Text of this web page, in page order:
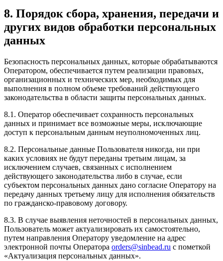
8. Порядок сбора, хранения, передачи и
других видов обработки персональных
данных
Безопасность персональных данных, которые обрабатываются
Оператором, обеспечивается путем реализации правовых,
организационных и технических мер, необходимых для
выполнения в полном объеме требований действующего
законодательства в области защиты персональных данных.
8.1. Оператор обеспечивает сохранность персональных
данных и принимает все возможные меры, исключающие
доступ к персональным данным неуполномоченных лиц.
8.2. Персональные данные Пользователя никогда, ни при
каких условиях не будут переданы третьим лицам, за
исключением случаев, связанных с исполнением
действующего законодательства либо в случае, если
субъектом персональных данных дано согласие Оператору на
передачу данных третьему лицу для исполнения обязательств
по гражданско-правовому договору.
8.3. В случае выявления неточностей в персональных данных,
Пользователь может актуализировать их самостоятельно,
путем направления Оператору уведомление на адрес
электронной почты Оператора orders@sinbead.ru с пометкой
«Актуализация персональных данных».